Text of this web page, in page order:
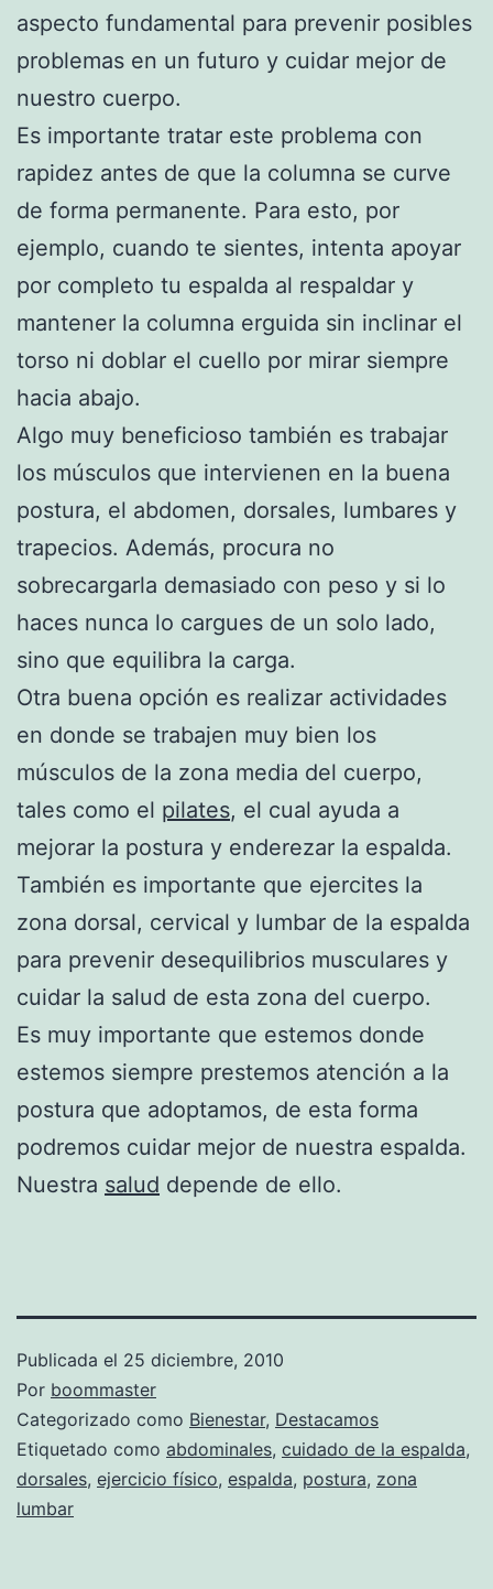
aspecto fundamental para prevenir posibles
problemas en un futuro y cuidar mejor de
nuestro cuerpo.
Es importante tratar este problema con
rapidez antes de que la columna se curve
de forma permanente. Para esto, por
ejemplo, cuando te sientes, intenta apoyar
por completo tu espalda al respaldar y
mantener la columna erguida sin inclinar el
torso ni doblar el cuello por mirar siempre
hacia abajo.
Algo muy beneficioso también es trabajar
los músculos que intervienen en la buena
postura, el abdomen, dorsales, lumbares y
trapecios. Además, procura no
sobrecargarla demasiado con peso y si lo
haces nunca lo cargues de un solo lado,
sino que equilibra la carga.
Otra buena opción es realizar actividades
en donde se trabajen muy bien los
músculos de la zona media del cuerpo,
tales como el pilates, el cual ayuda a
mejorar la postura y enderezar la espalda.
También es importante que ejercites la
zona dorsal, cervical y lumbar de la espalda
para prevenir desequilibrios musculares y
cuidar la salud de esta zona del cuerpo.
Es muy importante que estemos donde
estemos siempre prestemos atención a la
postura que adoptamos, de esta forma
podremos cuidar mejor de nuestra espalda.
Nuestra salud depende de ello.
Publicada el 25 diciembre, 2010
Por boommaster
Categorizado como Bienestar, Destacamos
Etiquetado como abdominales, cuidado de la espalda,
dorsales, ejercicio físico, espalda, postura, zona
lumbar